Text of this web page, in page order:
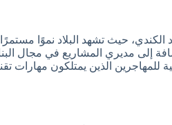
حيث تشهد البلاد نموًا
إضافة إلى مديري المشاريع في
للمهاجرين الذين يمتلكون